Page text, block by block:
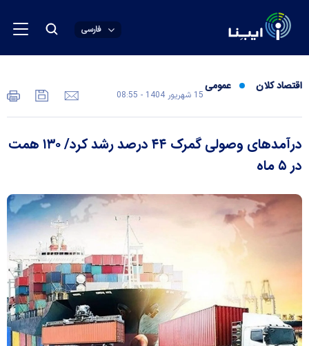
فارسی
اقتصاد کلان عمومی
15 شهريور 1404 - 08:55
درآمد‌های وصولی گمرک ۴۴ درصد رشد کرد/ ۱۳۰ همت
در ۵ ماه